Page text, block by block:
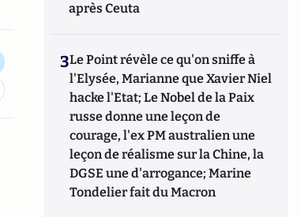
après Ceuta
3Le Point révèle ce qu'on sniffe à
l'Elysée, Marianne que Xavier Niel
hacke l'Etat; Le Nobel de la Paix
russe donne une leçon de
courage, l'ex PM australien une
leçon de réalisme sur la Chine, la
DGSE une d'arrogance; Marine
Tondelier fait du Macron